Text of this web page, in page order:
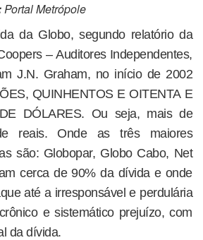
Portal Metrópole
da Globo, segundo relatório da
– Auditores Independentes,
J.N. Graham, no início de 2002
QUINHENTOS E OITENTA E
DÓLARES. Ou seja, mais de
reais. Onde as três maiores
são: Globopar, Globo Cabo, Net
cerca de 90% da dívida e onde
até a irresponsável e perdulária
e sistemático prejuízo, com
da dívida.